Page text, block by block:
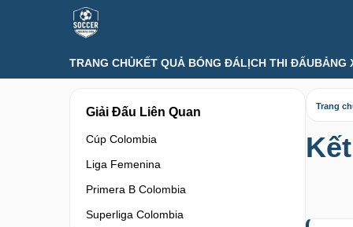
TRANG CHỦKẾT QUẢ BÓNG ĐÁLỊCH THI ĐẤUBẢNG
Giải Đấu Liên Quan
Cúp Colombia
Liga Femenina
Primera B Colombia
Superliga Colombia
Trang